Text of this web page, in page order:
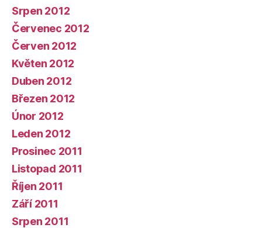
Srpen 2012
Červenec 2012
Červen 2012
Květen 2012
Duben 2012
Březen 2012
Únor 2012
Leden 2012
Prosinec 2011
Listopad 2011
Říjen 2011
Září 2011
Srpen 2011